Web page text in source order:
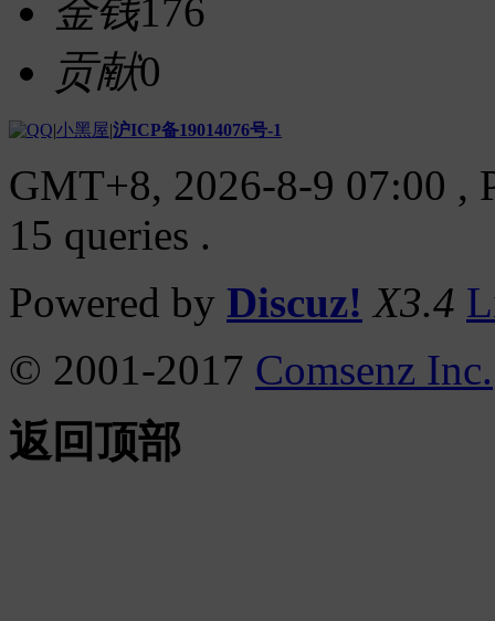
金钱176
贡献0
|小黑屋|沪ICP备19014076号-1
GMT+8, 2026-8-9 07:00 ,
15 queries .
Powered by Discuz! X3.4
© 2001-2017 Comsenz Inc.
返回顶部